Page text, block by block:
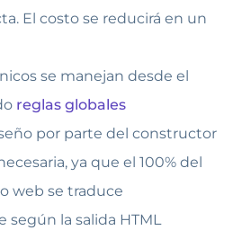
El costo se reducirá en un
se manejan desde el
reglas globales
por parte del constructor
ya que el 100% del
web se traduce
la salida HTML